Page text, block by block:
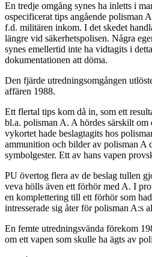
En tredje omgång synes ha inletts i
ospecificerat tips angående polisman
f.d. militären inkom. I det skedet
längre vid säkerhetspolisen. Några
synes emellertid inte ha vidtagits i
dokumentationen att döma.
Den fjärde utredningsomgången
affären 1988.
Ett flertal tips kom då in, som ett
bl.a. polisman A. A hördes särskilt
vykortet hade beslagtagits hos
ammunition och bilder av polisman A
symbolgester. Ett av hans vapen
PU övertog flera av de beslag tullen
veva hölls även ett förhör med A. I
en komplettering till ett förhör som
intresserade sig åter för polisman A:s
En femte utredningsvända förekom
om ett vapen som skulle ha ägts av